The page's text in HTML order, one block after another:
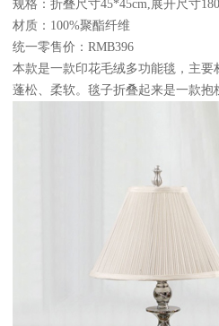
规格：折叠尺寸45*45cm,展开尺寸
材质：100%聚酯纤维
统一零售价：RMB396
本款是一款印花毛绒多功能毯，主
蓬松、柔软。毯子折叠起来是一款